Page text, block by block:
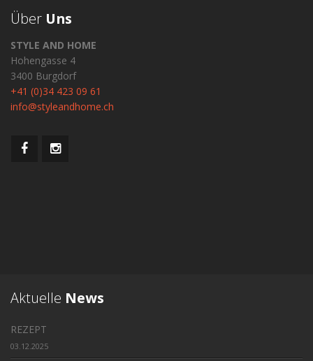
Über Uns
STYLE AND HOME
Hohengasse 4
3400 Burgdorf
+41 (0)34 423 09 61
info@styleandhome.ch
Aktuelle News
REZEPT
03.12.2025